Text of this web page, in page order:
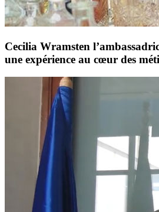
Cecilia Wramsten
une expérience au cœur des